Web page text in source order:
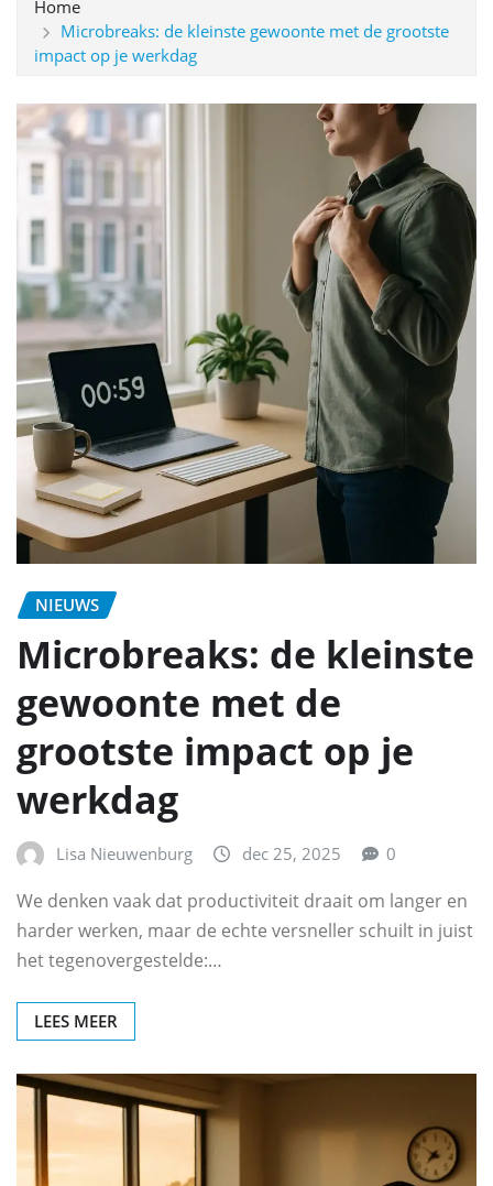
Home
Microbreaks: de kleinste gewoonte met de grootste
impact op je werkdag
NIEUWS
Microbreaks: de kleinste
gewoonte met de
grootste impact op je
werkdag
Lisa Nieuwenburg dec 25, 2025 0
We denken vaak dat productiviteit draait om langer en
harder werken, maar de echte versneller schuilt in juist
het tegenovergestelde:…
LEES MEER